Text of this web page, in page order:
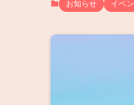
お知らせ イベ